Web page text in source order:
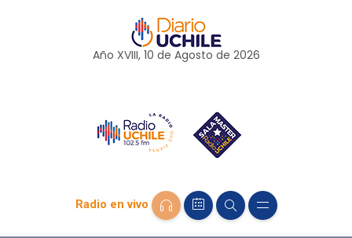
Año XVIII, 10 de Agosto de 2026
Radio en vivo